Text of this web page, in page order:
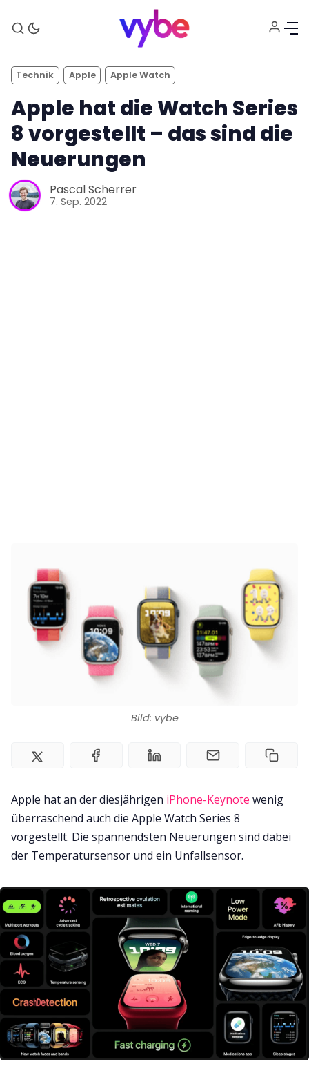
Aktuelles
Kontakt
Impressum
Bild: vybe
Technik Apple Apple Watch
Apple hat die Watch Series
8 vorgestellt – das sind die
Neuerungen
Pascal Scherrer
7. Sep. 2022
Apple hat an der diesjährigen iPhone-Keynote wenig
überraschend auch die Apple Watch Series 8
vorgestellt. Die spannendsten Neuerungen sind dabei
der Temperatursensor und ein Unfallsensor.